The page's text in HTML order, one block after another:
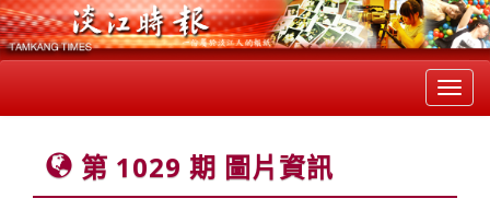
第 1029 期 圖片資訊